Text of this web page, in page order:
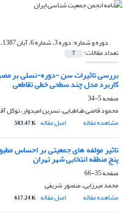
دوره و شماره:دوره 3، شماره 6، آبان 1387، صفحه 5-192
تعداد مقالات: 7
بررسی تاثیرات سن -دوره-نسلی بر
کاربرد مدل چند سطحی خطی تقاطعی
صفحه5-34
محمود قاضی طباطبایی، نسرین امیدوار، توکل
مشاهده مقاله
اصل مقاله 583.47 K
تاثیر مولفه های جمعیتی بر احساس
پنج منطقه انتخابی شهر تهران
صفحه35-66
محمد میرزایی، منصور شریفی
مشاهده مقاله
اصل مقاله 617.24 K